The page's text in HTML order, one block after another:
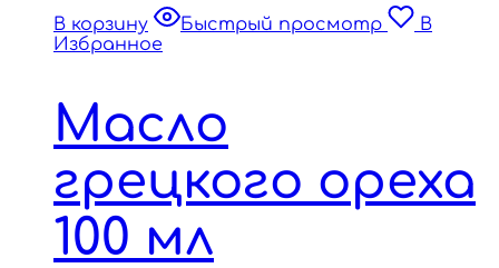
В корзину Быстрый просмотр
В
Избранное
Масло
грецкого ореха
100 мл